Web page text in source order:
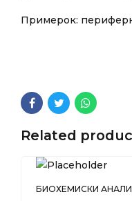
Примерок:
Related
БИОХЕМИСКИ